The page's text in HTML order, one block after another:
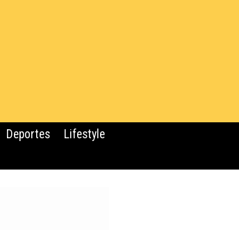
Deportes
Lifestyle